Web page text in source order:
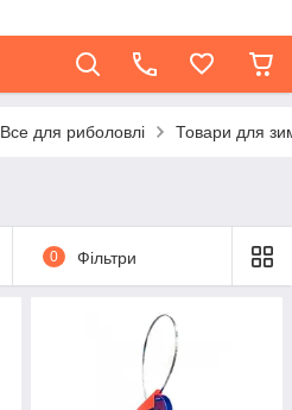
Все для риболовлі Товари для
0 Фільтри